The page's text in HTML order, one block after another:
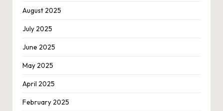
August 2025
July 2025
June 2025
May 2025
April 2025
February 2025